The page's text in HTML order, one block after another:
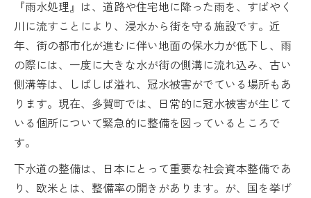
『雨水処理』は、道路や住宅地に降った雨を、すばやく
川に流すことにより、浸水から街を守る施設です。近
年、街の都市化が進むに伴い地面の保水力が低下し、雨
の際には、一度に大きな水が街の側溝に流れ込み、古い
側溝等は、しばしば溢れ、冠水被害がでている場所もあ
ります。現在、多賀町では、日常的に冠水被害が生じて
いる個所について緊急的に整備を図っているところで
す。
下水道の整備は、日本にとって重要な社会資本整備であ
り、欧米とは、整備率の開きがあります。が、国を挙げ